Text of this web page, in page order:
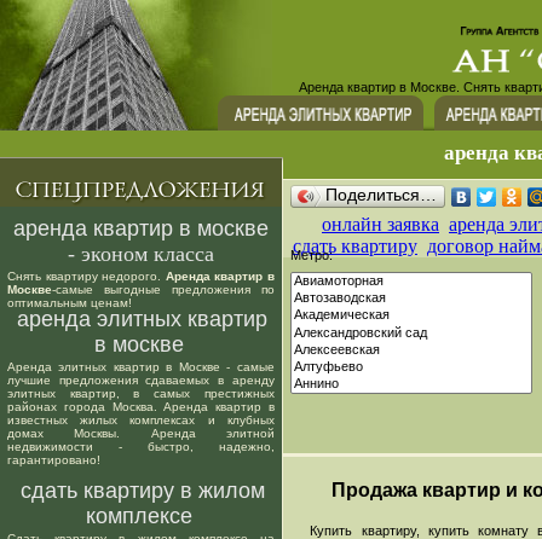
Аренда квартир в Москве. Снять
аренда
аренда квартир в москве
- эконом класса
Снять квартиру недорого. Аренда квартир в
Москве-самые выгодные предложения по
оптимальным ценам!
аренда элитных квартир
в москве
Аренда элитных квартир в Москве - самые
лучшие предложения сдаваемых в аренду
элитных квартир, в самых престижных
районах города Москва. Аренда квартир в
известных жилых комплексах и клубных
домах Москвы. Аренда элитной
недвижимости - быстро, надежно,
гарантировано!
сдать квартиру в жилом
комплексе
Поделиться…
онлайн заявка аренда
сдать квартиру договор
Метро:
Продажа квартир и
Купить квартиру, купить комнату